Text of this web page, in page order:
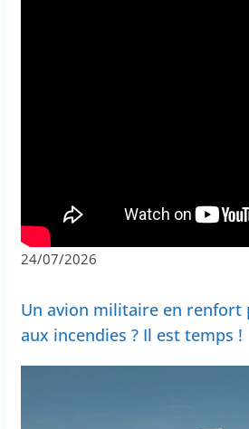
24/07/2026
Un avion militaire en renfort
aux incendies ? Il est temps !